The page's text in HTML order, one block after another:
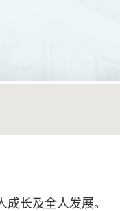
成长及全人发展。